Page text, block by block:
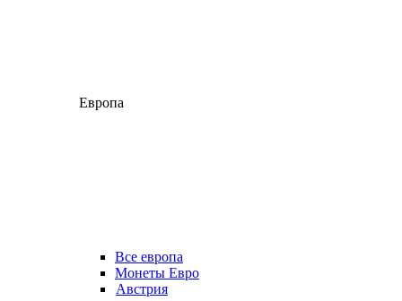
Европа
Все европа
Монеты Евро
Австрия